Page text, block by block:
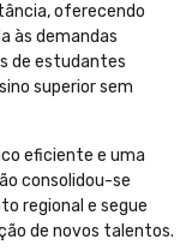
oferecendo
às demandas
de estudantes
superior sem
eficiente e uma
consolidou-se
regional e segue
de novos talentos.